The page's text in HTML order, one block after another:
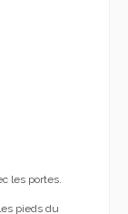
les portes.
pieds du